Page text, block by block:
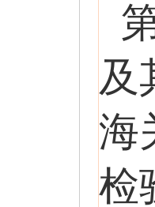
及
海
检